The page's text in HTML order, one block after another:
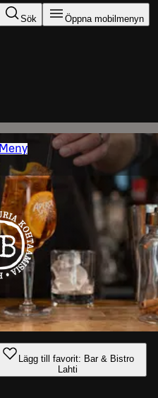
Sök Öppna mobilmenyn
Meny
Lägg till favorit: Bar & Bistro
Lahti